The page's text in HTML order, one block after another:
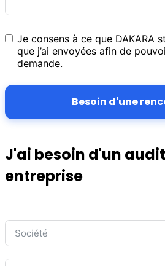
Je consens à ce que DAKARA
que j’ai envoyées afin de
demande.
Besoin d'une
J'ai besoin d'un
entreprise